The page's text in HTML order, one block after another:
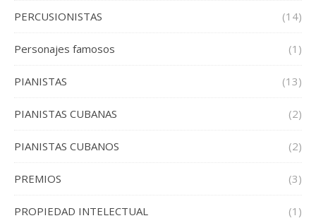
PERCUSIONISTAS (14)
Personajes famosos (1)
PIANISTAS (13)
PIANISTAS CUBANAS (2)
PIANISTAS CUBANOS (2)
PREMIOS (3)
PROPIEDAD INTELECTUAL (1)